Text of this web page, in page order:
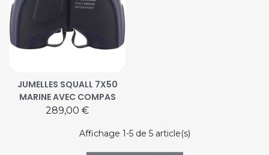
JUMELLES SQUALL 7X50
MARINE AVEC COMPAS
Prix
289,00 €
Affichage 1-5 de 5 article(s)